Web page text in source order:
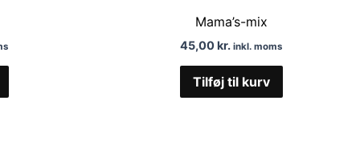
Mama’s-mix
45,00kr. inkl. moms
Tilføj til kurv